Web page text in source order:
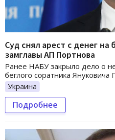
Суд снял арест с денег на
замглавы АП Портнова
Ранее НАБУ закрыло дело о
беглого соратника Януковича
Украина
Подробнее